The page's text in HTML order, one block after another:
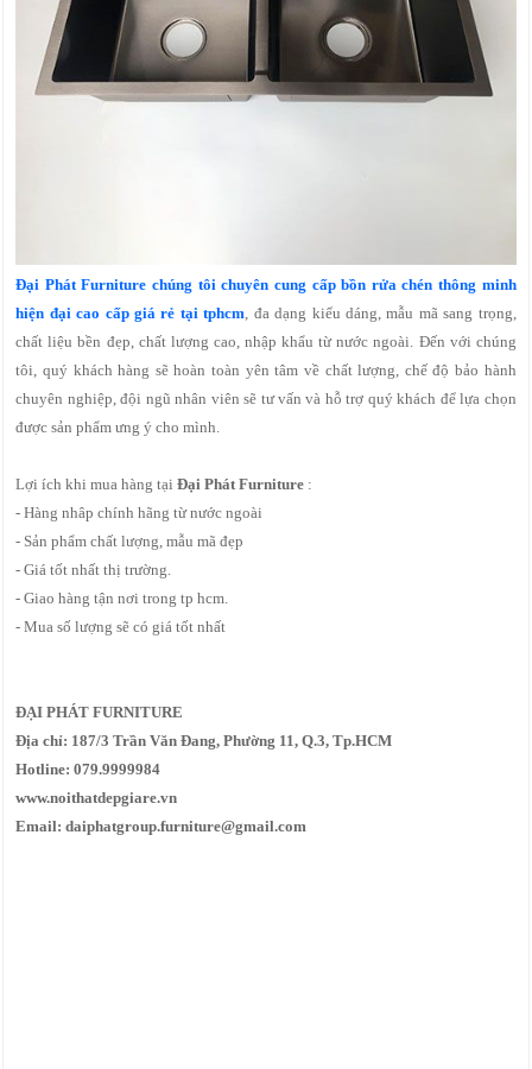
Đại Phát Furniture chúng tôi chuyên cung cấp bồn rửa chén thông minh
hiện đại cao cấp giá rẻ tại tphcm , đa dạng kiểu dáng, mẫu mã sang trọng,
chất liệu bền đẹp, chất lượng cao, nhập khẩu từ nước ngoài. Đến với chúng
tôi, quý khách hàng sẽ hoàn toàn yên tâm về chất lượng, chế độ bảo hành
chuyên nghiệp, đội ngũ nhân viên sẽ tư vấn và hỗ trợ quý khách để lựa chọn
được sản phẩm ưng ý cho mình.
Lợi ích khi mua hàng tạiĐại Phát Furniture :
- Hàng nhâp chính hãng từ nước ngoài
- Sản phẩm chất lượng, mẫu mã đẹp
- Giá tốt nhất thị trường.
- Giao hàng tận nơi trong tp hcm.
- Mua số lượng sẽ có giá tốt nhất
ĐẠI PHÁT FURNITURE
Địa chỉ: 187/3 Trần Văn Đang, Phường 11, Q.3, Tp.HCM
Hotline: 079.9999984
www.noithatdepgiare.vn
Email: daiphatgroup.furniture@gmail.com